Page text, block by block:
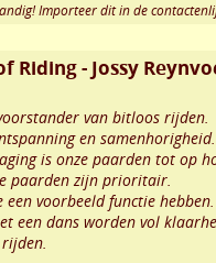
Importeer dit in de
Riding - Jossy
van bitloos rijden.
en samenhorigheid.
is onze paarden tot op
paarden zijn prioritair.
een voorbeeld functie hebben.
een dans worden vol